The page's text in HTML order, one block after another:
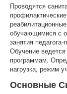
Проводятся
обучающимися с
занятия
Обучение
программам.
нагрузка, режим
Основные